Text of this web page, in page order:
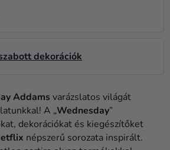
dekorációk
Addams varázslatos világát
A „Wednesday”
dekorációkat és kiegészítőket
népszerű sorozata inspirált.